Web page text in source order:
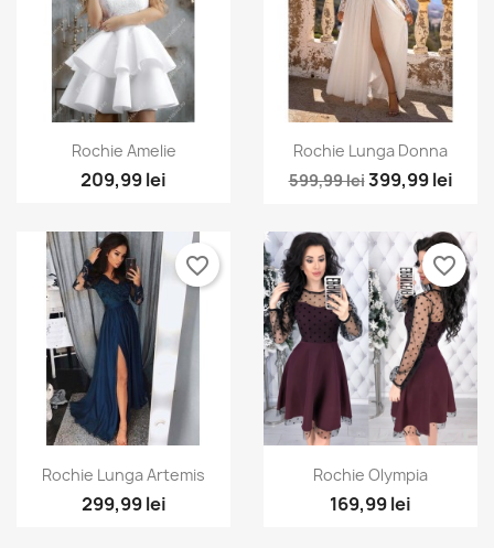
Vizualizare rapida
Rochie Amelie
209,99 lei
Vizualizare rapida
Rochie Lunga Donna
599,99 lei399,99 lei
Vizualizare rapida
Rochie Lunga Artemis
299,99 lei
favorite_border
Vizualizare rapida
Rochie Olympia
169,99 lei
favorite_border